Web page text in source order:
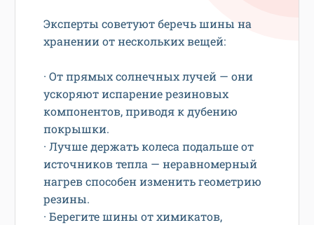
Эксперты советуют беречь шины на
хранении от нескольких вещей:
· От прямых солнечных лучей — они
ускоряют испарение резиновых
компонентов, приводя к дубению
покрышки.
· Лучше держать колеса подальше от
источников тепла — неравномерный
нагрев способен изменить геометрию
резины.
· Берегите шины от химикатов,